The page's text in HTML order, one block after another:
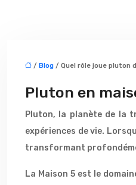
/ Blog / Quel rôle joue pluton
Pluton en
Pluton, la planète de la
expériences de vie.
transformant
La Maison 5 est le